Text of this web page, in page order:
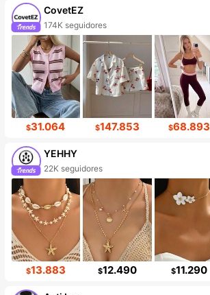
CovetEZ
174K seguidores
$31.064 $147.853 $68.893
YEHHY
22K seguidores
$13.883 $12.490 $11.290